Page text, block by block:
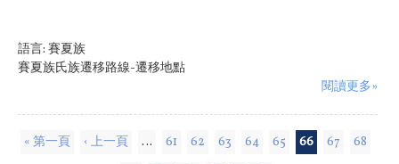
語言: 賽夏族
賽夏族氏族遷移路線-遷移地點
閱讀更多»
頁面
« 第一頁 ‹ 上一頁 … 61 62 63 64 65 66 67
68